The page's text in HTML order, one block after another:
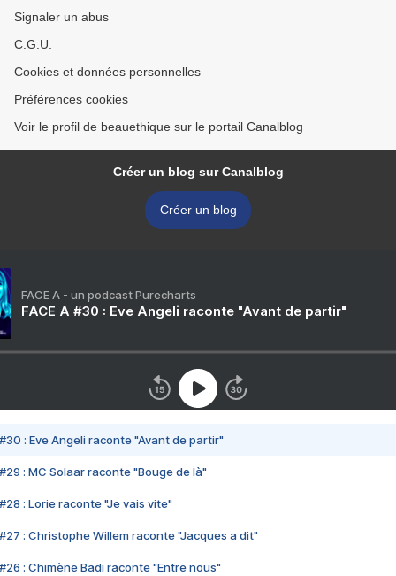
Signaler un abus
C.G.U.
Cookies et données personnelles
Préférences cookies
Voir le profil de beauethique sur le portail Canalblog
Créer un blog sur Canalblog
Créer un blog
FACE A - un podcast Purecharts
FACE A #30 : Eve Angeli raconte "Avant de partir"
#30 : Eve Angeli raconte "Avant de partir"
#29 : MC Solaar raconte "Bouge de là"
#28 : Lorie raconte "Je vais vite"
#27 : Christophe Willem raconte "Jacques a dit"
#26 : Chimène Badi raconte "Entre nous"